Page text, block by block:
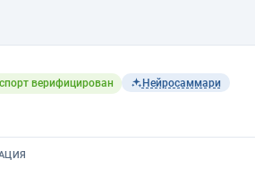
верифицирован Нейросаммари